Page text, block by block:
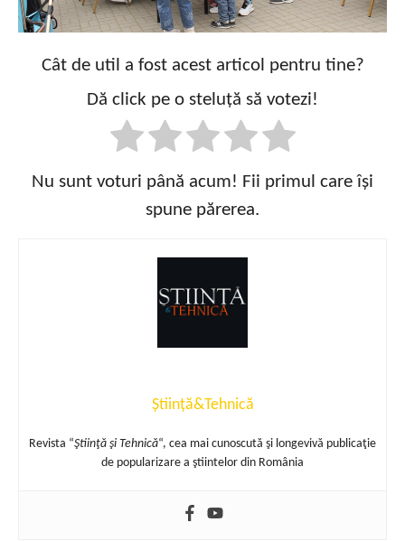
Cât de util a fost acest articol pentru tine?
Dă click pe o steluță să votezi!
Nu sunt voturi până acum! Fii primul care își
spune părerea.
Știință&Tehnică
Revista “Ştiinţă şi Tehnică“, cea mai cunoscută şi longevivă publicaţie
de popularizare a ştiintelor din România